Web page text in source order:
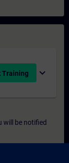
Training expand_more
will be notified